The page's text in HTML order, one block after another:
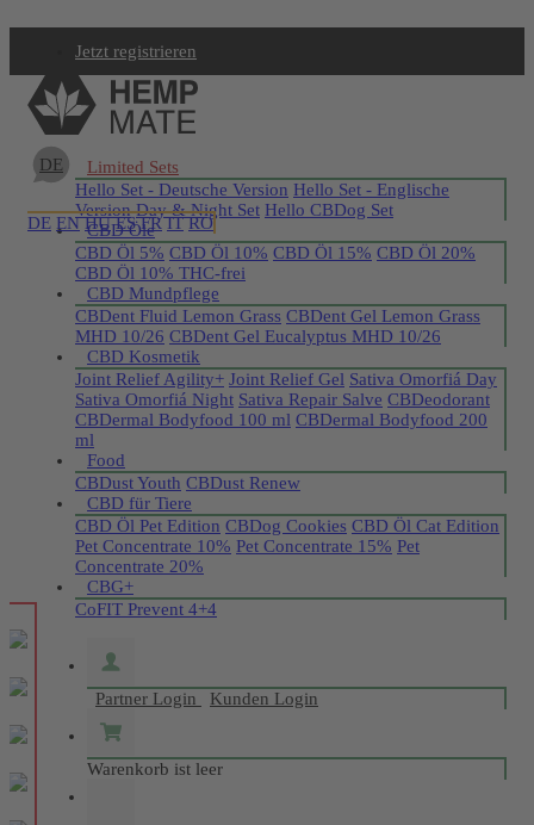
Jetzt registrieren
DE
DE EN HU ES FR IT RO
Limited Sets
Hello Set - Deutsche Version Hello Set - Englische
Version Day & Night Set Hello CBDog Set
CBD Öle
CBD Öl 5% CBD Öl 10% CBD Öl 15% CBD Öl 20%
CBD Öl 10% THC-frei
CBD Mundpflege
CBDent Fluid Lemon Grass CBDent Gel Lemon Grass
MHD 10/26 CBDent Gel Eucalyptus MHD 10/26
CBD Kosmetik
Joint Relief Agility+ Joint Relief Gel Sativa Omorfiá Day
Sativa Omorfiá Night Sativa Repair Salve CBDeodorant
CBDermal Bodyfood 100 ml CBDermal Bodyfood 200
ml
Food
CBDust Youth CBDust Renew
CBD für Tiere
CBD Öl Pet Edition CBDog Cookies CBD Öl Cat Edition
Pet Concentrate 10% Pet Concentrate 15% Pet
Concentrate 20%
CBG+
CoFIT Prevent 4+4
Partner Login Kunden Login
Warenkorb ist leer